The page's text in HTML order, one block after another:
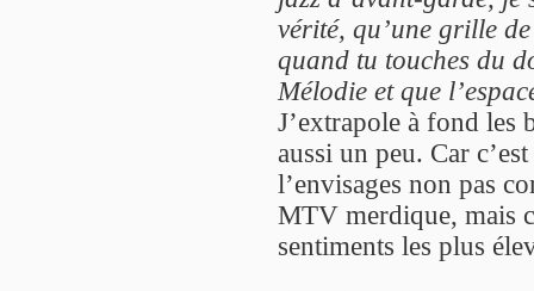
vérité, qu’une grille
quand tu touches du
Mélodie et que
J’extrapole à fond les
aussi un peu. Car
l’envisages non pas
MTV merdique, mais
sentiments les plus